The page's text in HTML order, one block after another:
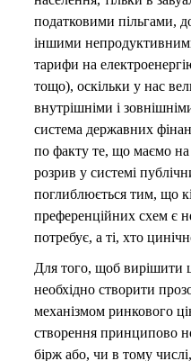
податковими пільгами,
іншими
тарифи на
тощо), оскільки у нас
внутрішніми і
система державних
по факту те, що маємо
розрив у системі
поглиблюється тим, що
преференційних схем є
потребує, а ті, хто
Для того, щоб вирішити
необхідно створити
механізмом ринкового
створення принципово
бірж або, чи в тому